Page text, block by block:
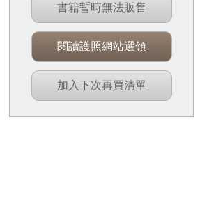
書籍暫時無法販售
閱讀護照網站選領
加入下次再買清單